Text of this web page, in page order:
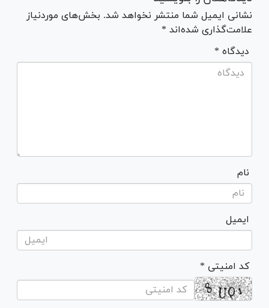
نشانی ایمیل شما منتشر نخواهد شد. بخش‌های موردنیاز
علامت‌گذاری شده‌اند *
* دیدگاه
نام
ایمیل
* کد امنیتی